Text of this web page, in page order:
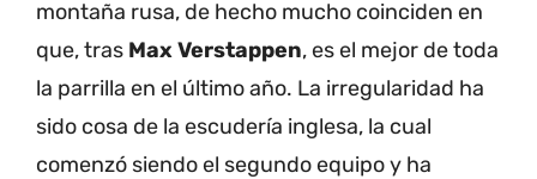
montaña rusa, de hecho mucho coinciden en
que, tras Max Verstappen, es el mejor de toda
la parrilla en el último año. La irregularidad ha
sido cosa de la escudería inglesa, la cual
comenzó siendo el segundo equipo y ha